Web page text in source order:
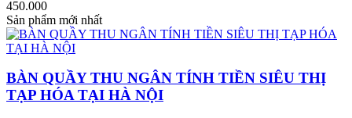
450.000
Sản phẩm mới nhất
BÀN QUẦY THU NGÂN TÍNH TIỀN SIÊU THỊ
TẠP HÓA TẠI HÀ NỘI